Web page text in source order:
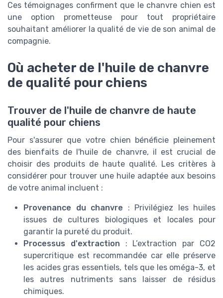
Ces témoignages confirment que le chanvre chien est
une option prometteuse pour tout propriétaire
souhaitant améliorer la qualité de vie de son animal de
compagnie.
Où acheter de l'huile de chanvre
de qualité pour chiens
Trouver de l'huile de chanvre de haute
qualité pour chiens
Pour s'assurer que votre chien bénéficie pleinement
des bienfaits de l'huile de chanvre, il est crucial de
choisir des produits de haute qualité. Les critères à
considérer pour trouver une huile adaptée aux besoins
de votre animal incluent :
Provenance du chanvre : Privilégiez les huiles
issues de cultures biologiques et locales pour
garantir la pureté du produit.
Processus d'extraction : L’extraction par CO2
supercritique est recommandée car elle préserve
les acides gras essentiels, tels que les oméga-3, et
les autres nutriments sans laisser de résidus
chimiques.